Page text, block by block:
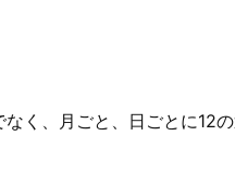
く、月ごと、日ごとに12